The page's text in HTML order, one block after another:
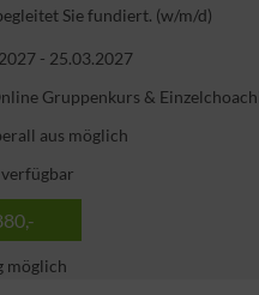
Sie fundiert. (w/m/d)
- 25.03.2027
Gruppenkurs &
aus möglich
möglich